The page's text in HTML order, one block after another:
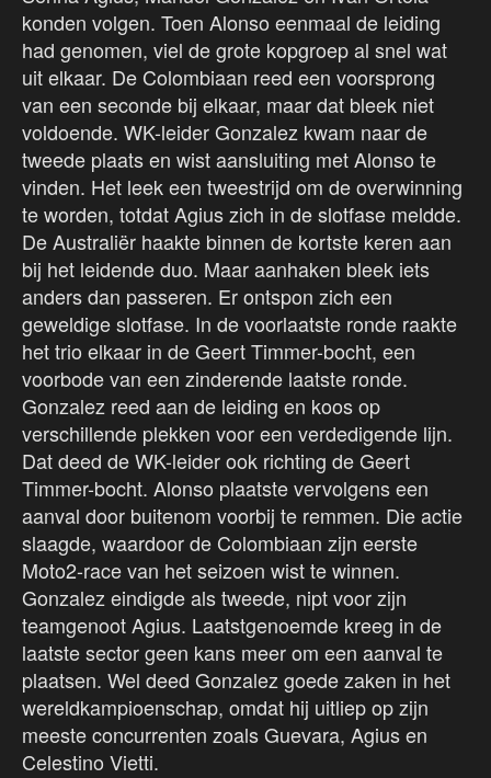
konden volgen. Toen Alonso eenmaal de leiding
had genomen, viel de grote kopgroep al snel wat
uit elkaar. De Colombiaan reed een voorsprong
van een seconde bij elkaar, maar dat bleek niet
voldoende. WK-leider Gonzalez kwam naar de
tweede plaats en wist aansluiting met Alonso te
vinden. Het leek een tweestrijd om de overwinning
te worden, totdat Agius zich in de slotfase meldde.
De Australiër haakte binnen de kortste keren aan
bij het leidende duo. Maar aanhaken bleek iets
anders dan passeren. Er ontspon zich een
geweldige slotfase. In de voorlaatste ronde raakte
het trio elkaar in de Geert Timmer-bocht, een
voorbode van een zinderende laatste ronde.
Gonzalez reed aan de leiding en koos op
verschillende plekken voor een verdedigende lijn.
Dat deed de WK-leider ook richting de Geert
Timmer-bocht. Alonso plaatste vervolgens een
aanval door buitenom voorbij te remmen. Die actie
slaagde, waardoor de Colombiaan zijn eerste
Moto2-race van het seizoen wist te winnen.
Gonzalez eindigde als tweede, nipt voor zijn
teamgenoot Agius. Laatstgenoemde kreeg in de
laatste sector geen kans meer om een aanval te
plaatsen. Wel deed Gonzalez goede zaken in het
wereldkampioenschap, omdat hij uitliep op zijn
meeste concurrenten zoals Guevara, Agius en
Celestino Vietti.